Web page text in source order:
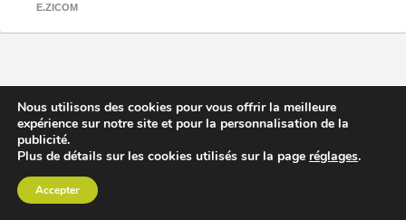
E.ZICOM
Nous utilisons des cookies pour vous offrir la meilleure
expérience sur notre site et pour la personnalisation de la
publicité.
Plus de détails sur les cookies utilisés sur la page réglages.
Accepter